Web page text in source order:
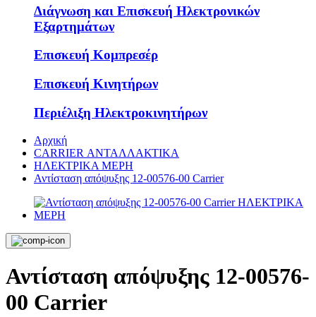
Διάγνωση και Επισκευή Ηλεκτρονικών
Εξαρτημάτων
Επισκευή Κομπρεσέρ
Επισκευή Κινητήρων
Περιέλιξη Ηλεκτροκινητήρων
Αρχική
CARRIER ΑΝΤΑΛΛΑΚΤΙΚΑ
ΗΛΕΚΤΡΙΚΑ ΜΕΡΗ
Αντίσταση απόψυξης 12-00576-00 Carrier
Αντίσταση απόψυξης 12-00576-
00 Carrier